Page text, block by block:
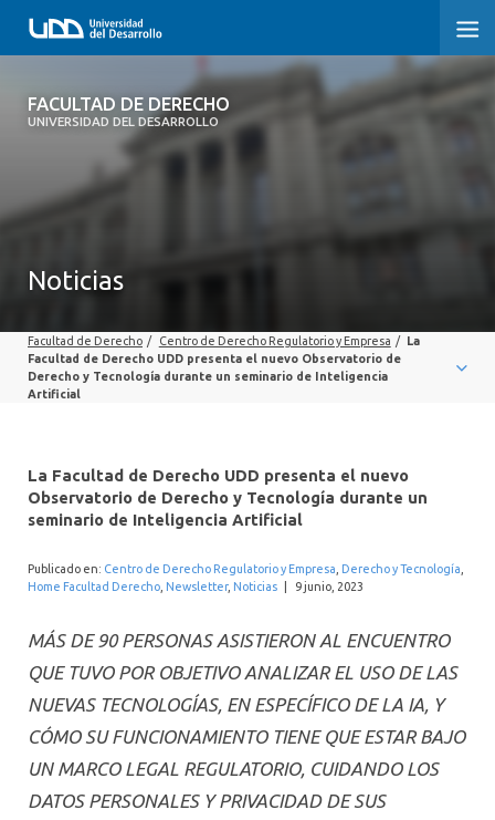
FACULTAD DE DERECHO
UNIVERSIDAD DEL DESARROLLO
FACULTAD DE DERECHO
SOBRE LA FACULTAD
PROFESORES
INVESTIGACIÓN
INTERNACIONAL
Noticias
Facultad de Derecho / Centro de Derecho Regulatorio y Empresa / La
Facultad de Derecho UDD presenta el nuevo Observatorio de
Derecho y Tecnología durante un seminario de Inteligencia
Artificial
La Facultad de Derecho UDD presenta el nuevo
Observatorio de Derecho y Tecnología durante un
seminario de Inteligencia Artificial
Publicado en: Centro de Derecho Regulatorio y Empresa Derecho y Tecnología
Home Facultad Derecho Newsletter, Noticias 9 junio, 2023
MÁS DE 90 PERSONAS ASISTIERON AL ENCUENTRO
QUE TUVO POR OBJETIVO ANALIZAR EL USO DE LAS
NUEVAS TECNOLOGÍAS, EN ESPECÍFICO DE LA IA, Y
CÓMO SU FUNCIONAMIENTO TIENE QUE ESTAR BAJO
UN MARCO LEGAL REGULATORIO, CUIDANDO LOS
DATOS PERSONALES Y PRIVACIDAD DE SUS